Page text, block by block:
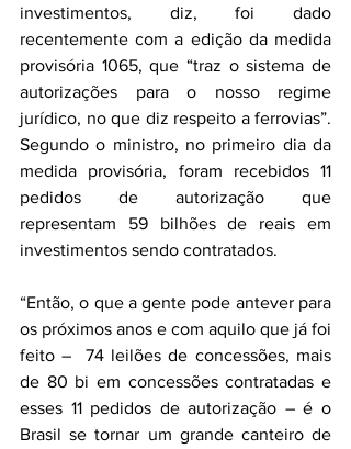
investimentos, diz, foi dado
recentemente com a edição da medida
provisória 1065, que “traz o sistema de
autorizações para o nosso regime
jurídico, no que diz respeito a ferrovias”.
Segundo o ministro, no primeiro dia da
medida provisória, foram recebidos 11
pedidos de autorização que
representam 59 bilhões de reais em
investimentos sendo contratados.
“Então, o que a gente pode antever para
os próximos anos e com aquilo que já foi
feito –  74 leilões de concessões, mais
de 80 bi em concessões contratadas e
esses 11 pedidos de autorização – é o
Brasil se tornar um grande canteiro de